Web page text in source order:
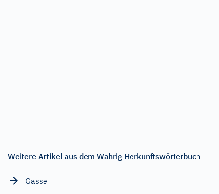
Weitere Artikel aus dem Wahrig Herkunftswörterbuch
Gasse